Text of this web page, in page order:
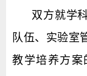
双方就学
队伍、实验室
教学培养方案